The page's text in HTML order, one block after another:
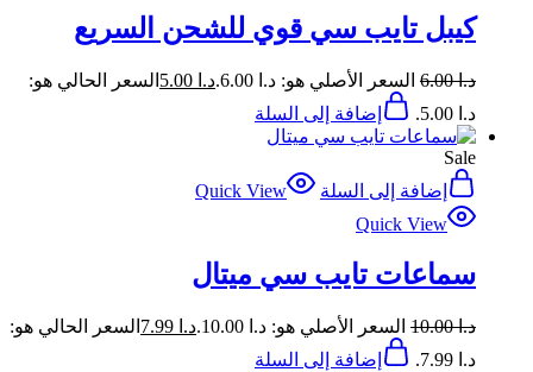
كيبل تايب سي قوي للشحن السريع
د.ا6.00 السعر الأصلي هو: د.ا 6.00. د.ا
السعر الحالي هو:
د.ا 5.00.
إضافة إلى السلة
Sale
إضافة إلى السلة
Quick View
Quick View
سماعات تايب سي ميتال
د.ا10.00 السعر الأصلي هو: د.ا 10.00. د.ا
السعر الحالي هو:
د.ا 7.99.
إضافة إلى السلة